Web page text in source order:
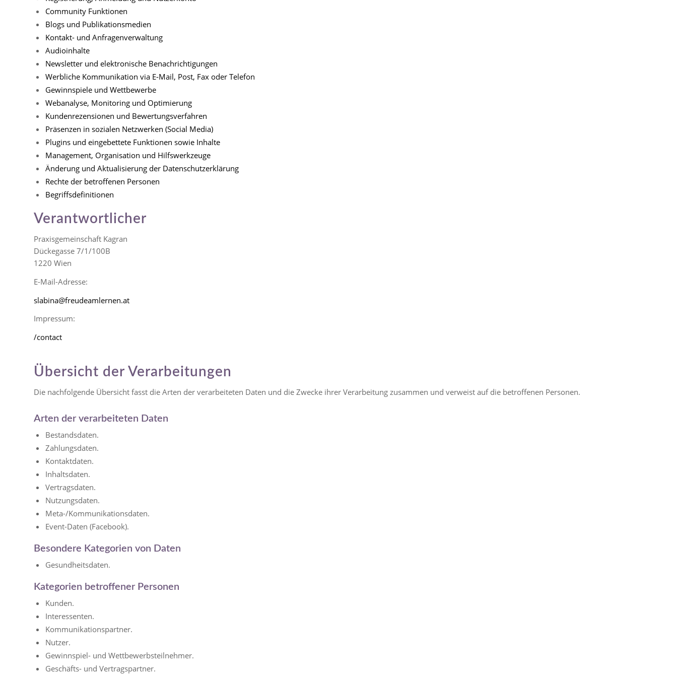
Community Funktionen
Blogs und Publikationsmedien
Kontakt- und Anfragenverwaltung
Audioinhalte
Newsletter und elektronische Benachrichtigungen
Werbliche Kommunikation via E-Mail, Post, Fax oder Telefon
Gewinnspiele und Wettbewerbe
Webanalyse, Monitoring und Optimierung
Kundenrezensionen und Bewertungsverfahren
Präsenzen in sozialen Netzwerken (Social Media)
Plugins und eingebettete Funktionen sowie Inhalte
Management, Organisation und Hilfswerkzeuge
Änderung und Aktualisierung der Datenschutzerklärung
Rechte der betroffenen Personen
Begriffsdefinitionen
Verantwortlicher
Praxisgemeinschaft Kagran
Dückegasse 7/1/100B
1220 Wien
E-Mail-Adresse:
slabina@freudeamlernen.at
Impressum:
/contact
Übersicht der Verarbeitungen
Die nachfolgende Übersicht fasst die Arten der verarbeiteten Daten und die Zwecke ihrer Verarbeitung zusammen und verweist auf die betroffenen Personen.
Arten der verarbeiteten Daten
Bestandsdaten.
Zahlungsdaten.
Kontaktdaten.
Inhaltsdaten.
Vertragsdaten.
Nutzungsdaten.
Meta-/Kommunikationsdaten.
Event-Daten (Facebook).
Besondere Kategorien von Daten
Gesundheitsdaten.
Kategorien betroffener Personen
Kunden.
Interessenten.
Kommunikationspartner.
Nutzer.
Gewinnspiel- und Wettbewerbsteilnehmer.
Geschäfts- und Vertragspartner.